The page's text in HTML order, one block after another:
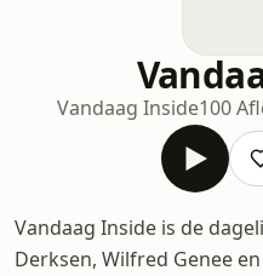
Vandaag Inside100
Vandaag Inside is de
Derksen, Wilfred Genee